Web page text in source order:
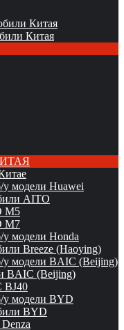
Китая
Китая
у модели Huawei
AITO
M5
M7
у модели Honda
Breeze (Haoying)
у модели BAIC (Beijing)
BAIC (Beijing)
BJ40
у модели BYD
BYD